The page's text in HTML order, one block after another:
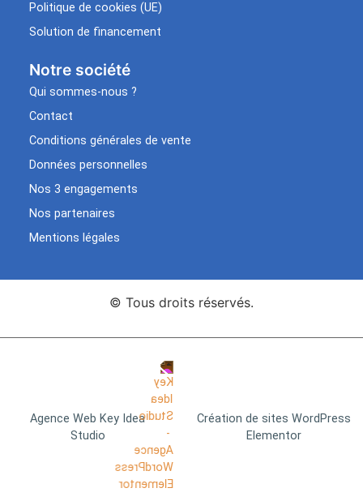
Politique de cookies (UE)
Solution de financement
Notre société
Qui sommes-nous ?
Contact
Conditions générales de vente
Données personnelles
Nos 3 engagements
Nos partenaires
Mentions légales
© Tous droits réservés.
Agence Web Key Idea
Studio
Création de sites WordPress
Elementor